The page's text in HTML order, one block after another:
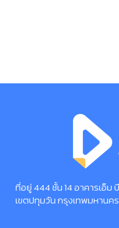
ที่อยู่ 444 ชั้น 14 อาคารเอ็ม
เขตปทุมวัน กรุงเทพมหานค